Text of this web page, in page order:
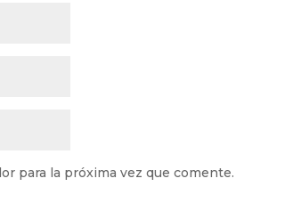
para la próxima vez que comente.